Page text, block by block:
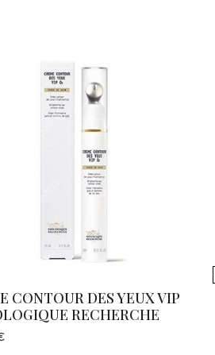
CONTOUR DES YEUX VIP
RECHERCHE